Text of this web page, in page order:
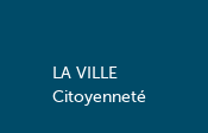
LA VILLE
Citoyenneté